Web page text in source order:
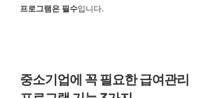
프로그램은 필수입니다.
중소기업에 꼭 필요한 급여관리